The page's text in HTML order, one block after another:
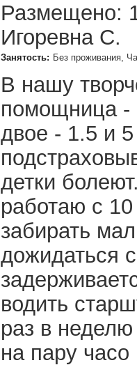
Размещено:
Игоревна С.
Занятость: Без проживания,
В нашу
помощница -
двое - 1.5 и
детки
работаю с
забирать
дожидаться
водить
раз в
на пару